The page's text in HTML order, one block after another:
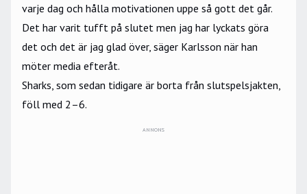
varje dag och hålla motivationen uppe så gott det går.
Det har varit tufft på slutet men jag har lyckats göra
det och det är jag glad över, säger Karlsson när han
möter media efteråt.
Sharks, som sedan tidigare är borta från slutspelsjakten,
föll med 2–6.
ANNONS